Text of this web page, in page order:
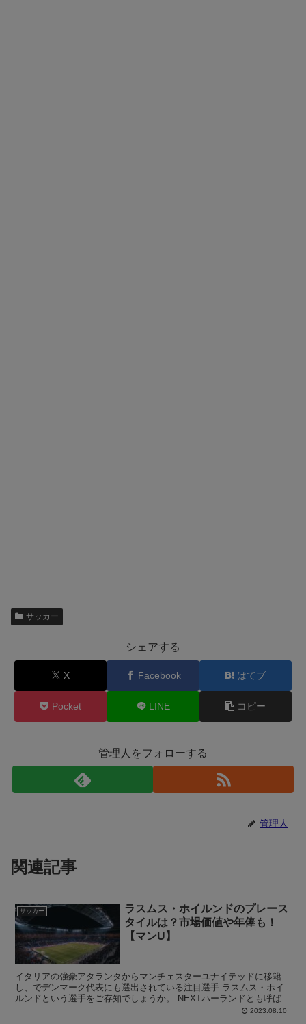
サッカー
シェアする
X Facebook はてブ
Pocket LINE コピー
管理人をフォローする
管理人
関連記事
サッカー
ラスムス・ホイルンドのプレース
タイルは？市場価値や年俸も！
【マンU】
イタリアの強豪アタランタからマンチェスターユナイテッドに移籍
し、でデンマーク代表にも選出されている注目選手 ラスムス・ホイ
ルンドという選手をご存知でしょうか。 NEXTハーランドとも呼ばれ
ており、世界中の強豪クラブから注目を浴びています。 ... 2023.08.10